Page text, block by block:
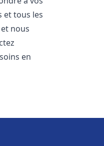
et tous les
nous
en